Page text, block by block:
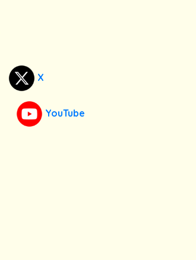
X
YouTube